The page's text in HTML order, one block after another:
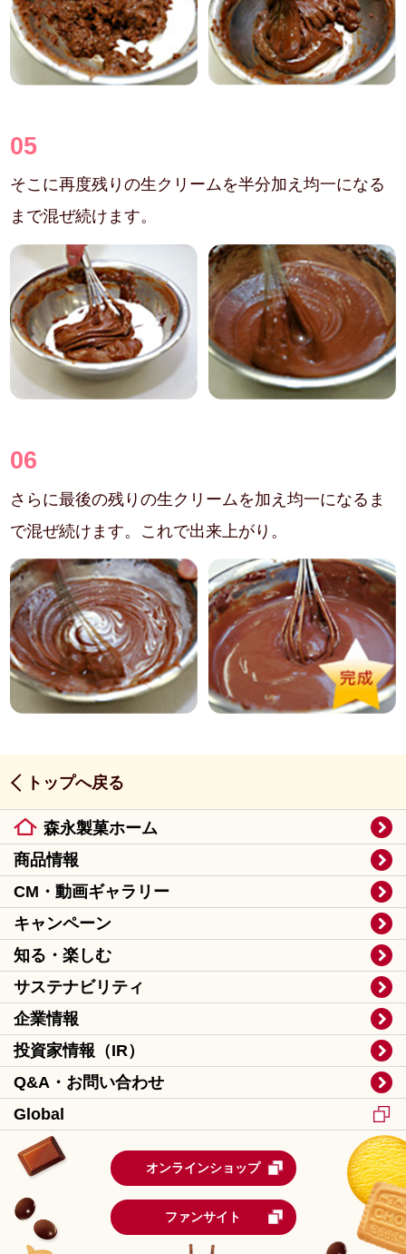
05
そこに再度残りの生クリームを半分加え均一になる
まで混ぜ続けます。
06
さらに最後の残りの生クリームを加え均一になるま
で混ぜ続けます。これで出来上がり。
トップへ戻る
森永製菓ホーム
商品情報
CM・動画ギャラリー
キャンペーン
知る・楽しむ
サステナビリティ
企業情報
投資家情報（IR）
Q&A・お問い合わせ
Global
オンラインショップ
ファンサイト